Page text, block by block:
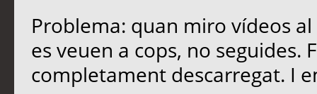
Problema: quan miro vídeos
es veuen a cops, no seguides.
completament descarregat. I